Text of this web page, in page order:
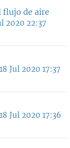
flujo de aire
2020 22:37
18 Jul 2020 17:37
18 Jul 2020 17:36